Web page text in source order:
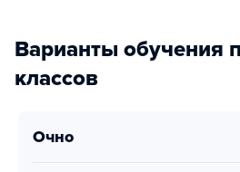
Варианты обучения
классов
очно